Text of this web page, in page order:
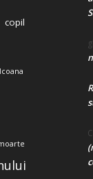
copil
Icoana